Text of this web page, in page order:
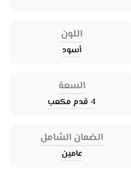
اللون
أسود
السعة
4 قدم مكعب
الضمان الشامل
عامين